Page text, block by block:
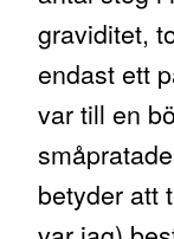
graviditet,
endast ett
var till en
betyder att